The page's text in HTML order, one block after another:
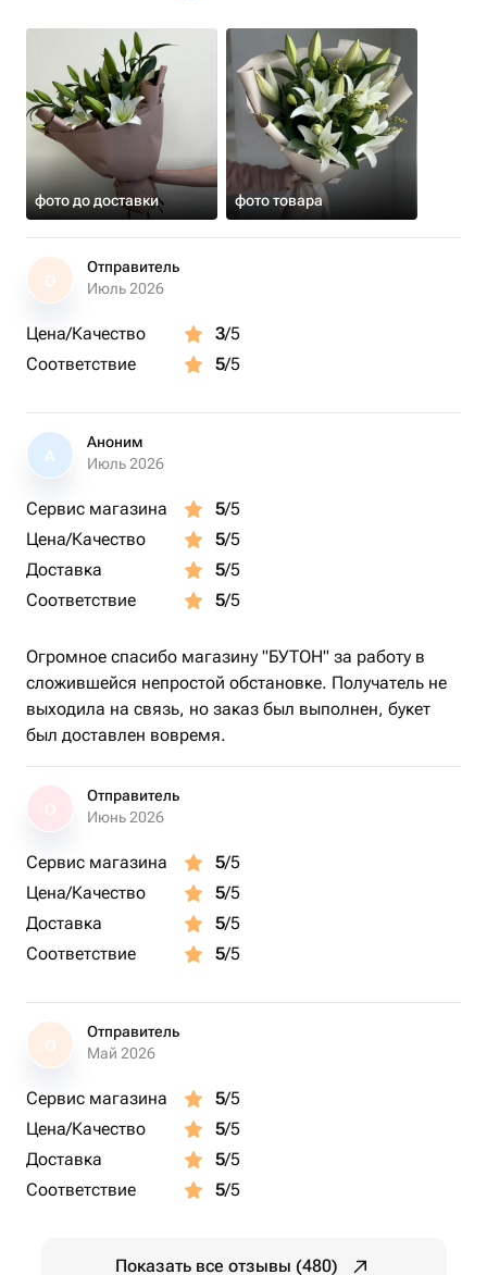
фото до доставки фото товара
О
Отправитель
Июль 2026
Цена/Качество 3/5
Соответствие
5/5
А
Аноним
Июль 2026
Сервис магазина 5/5
Цена/Качество
5/5
Доставка
5/5
Соответствие
5/5
Огромное спасибо магазину "БУТОН" за работу в
сложившейся непростой обстановке. Получатель не
выходила на связь, но заказ был выполнен, букет
был доставлен вовремя.
Отправитель
Июнь 2026
Сервис магазина 5/5
Цена/Качество
5/5
Доставка
5/5
Соответствие
5/5
О
Отправитель
Май 2026
Сервис магазина 5/5
Цена/Качество
5/5
Доставка
5/5
Соответствие
5/5
Показать все отзывы (480)